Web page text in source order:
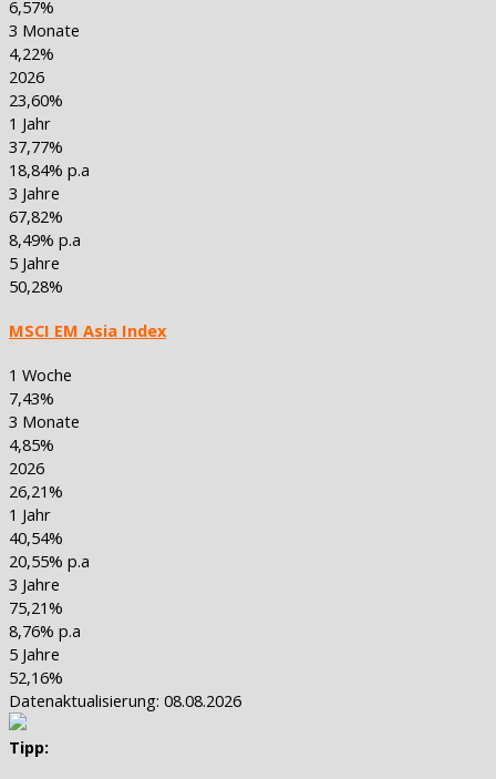
6,57%
3 Monate
4,22%
2026
23,60%
1 Jahr
37,77%
18,84% p.a
3 Jahre
67,82%
8,49% p.a
5 Jahre
50,28%
MSCI EM Asia Index
1 Woche
7,43%
3 Monate
4,85%
2026
26,21%
1 Jahr
40,54%
20,55% p.a
3 Jahre
75,21%
8,76% p.a
5 Jahre
52,16%
Datenaktualisierung: 08.08.2026
Tipp: